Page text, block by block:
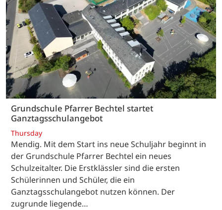
Grundschule Pfarrer Bechtel startet
Ganztagsschulangebot
Thursday
Mendig. Mit dem Start ins neue Schuljahr beginnt in
der Grundschule Pfarrer Bechtel ein neues
Schulzeitalter. Die Erstklässler sind die ersten
Schülerinnen und Schüler, die ein
Ganztagsschulangebot nutzen können. Der
zugrunde liegende…